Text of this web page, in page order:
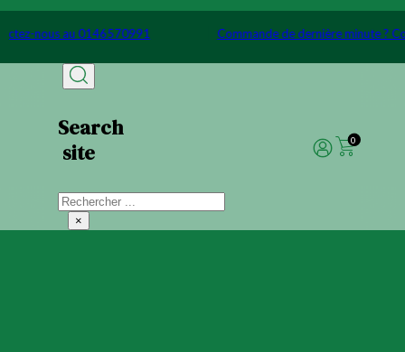
Contactez-nous au 0146570991 Commande de dernière
Search
site
Rechercher
×
0